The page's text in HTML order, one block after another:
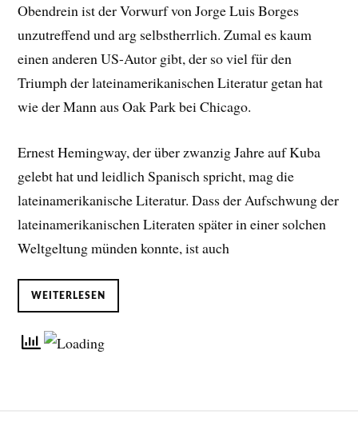
Obendrein ist der Vorwurf von Jorge Luis Borges
unzutreffend und arg selbstherrlich. Zumal es kaum
einen anderen US-Autor gibt, der so viel für den
Triumph der lateinamerikanischen Literatur getan hat
wie der Mann aus Oak Park bei Chicago.
Ernest Hemingway, der über zwanzig Jahre auf Kuba
gelebt hat und leidlich Spanisch spricht, mag die
lateinamerikanische Literatur. Dass der Aufschwung der
lateinamerikanischen Literaten später in einer solchen
Weltgeltung münden konnte, ist auch
WEITERLESEN